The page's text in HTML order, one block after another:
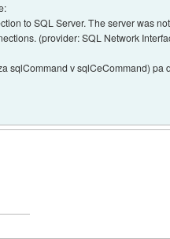
to SQL Server. The server was
(provider: SQL Network
sqlCommand v sqlCeCommand) pa